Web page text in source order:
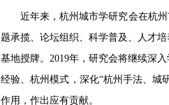
近年来，杭州城市学研究会在杭
题承揽、论坛组织、科学普及、人才
基地授牌。2019年，研究会将继续深
经验、杭州模式，深化“杭州手法、城
作用，作出应有贡献。